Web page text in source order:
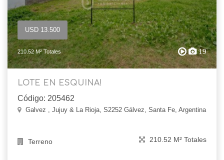
USD 13.500
210.52 M² Totales 19
LOTE EN ESQUINA!
Código: 205462
Galvez , Jujuy & La Rioja, S2252 Gálvez, Santa Fe, Argentina
Terreno 210.52 M² Totales